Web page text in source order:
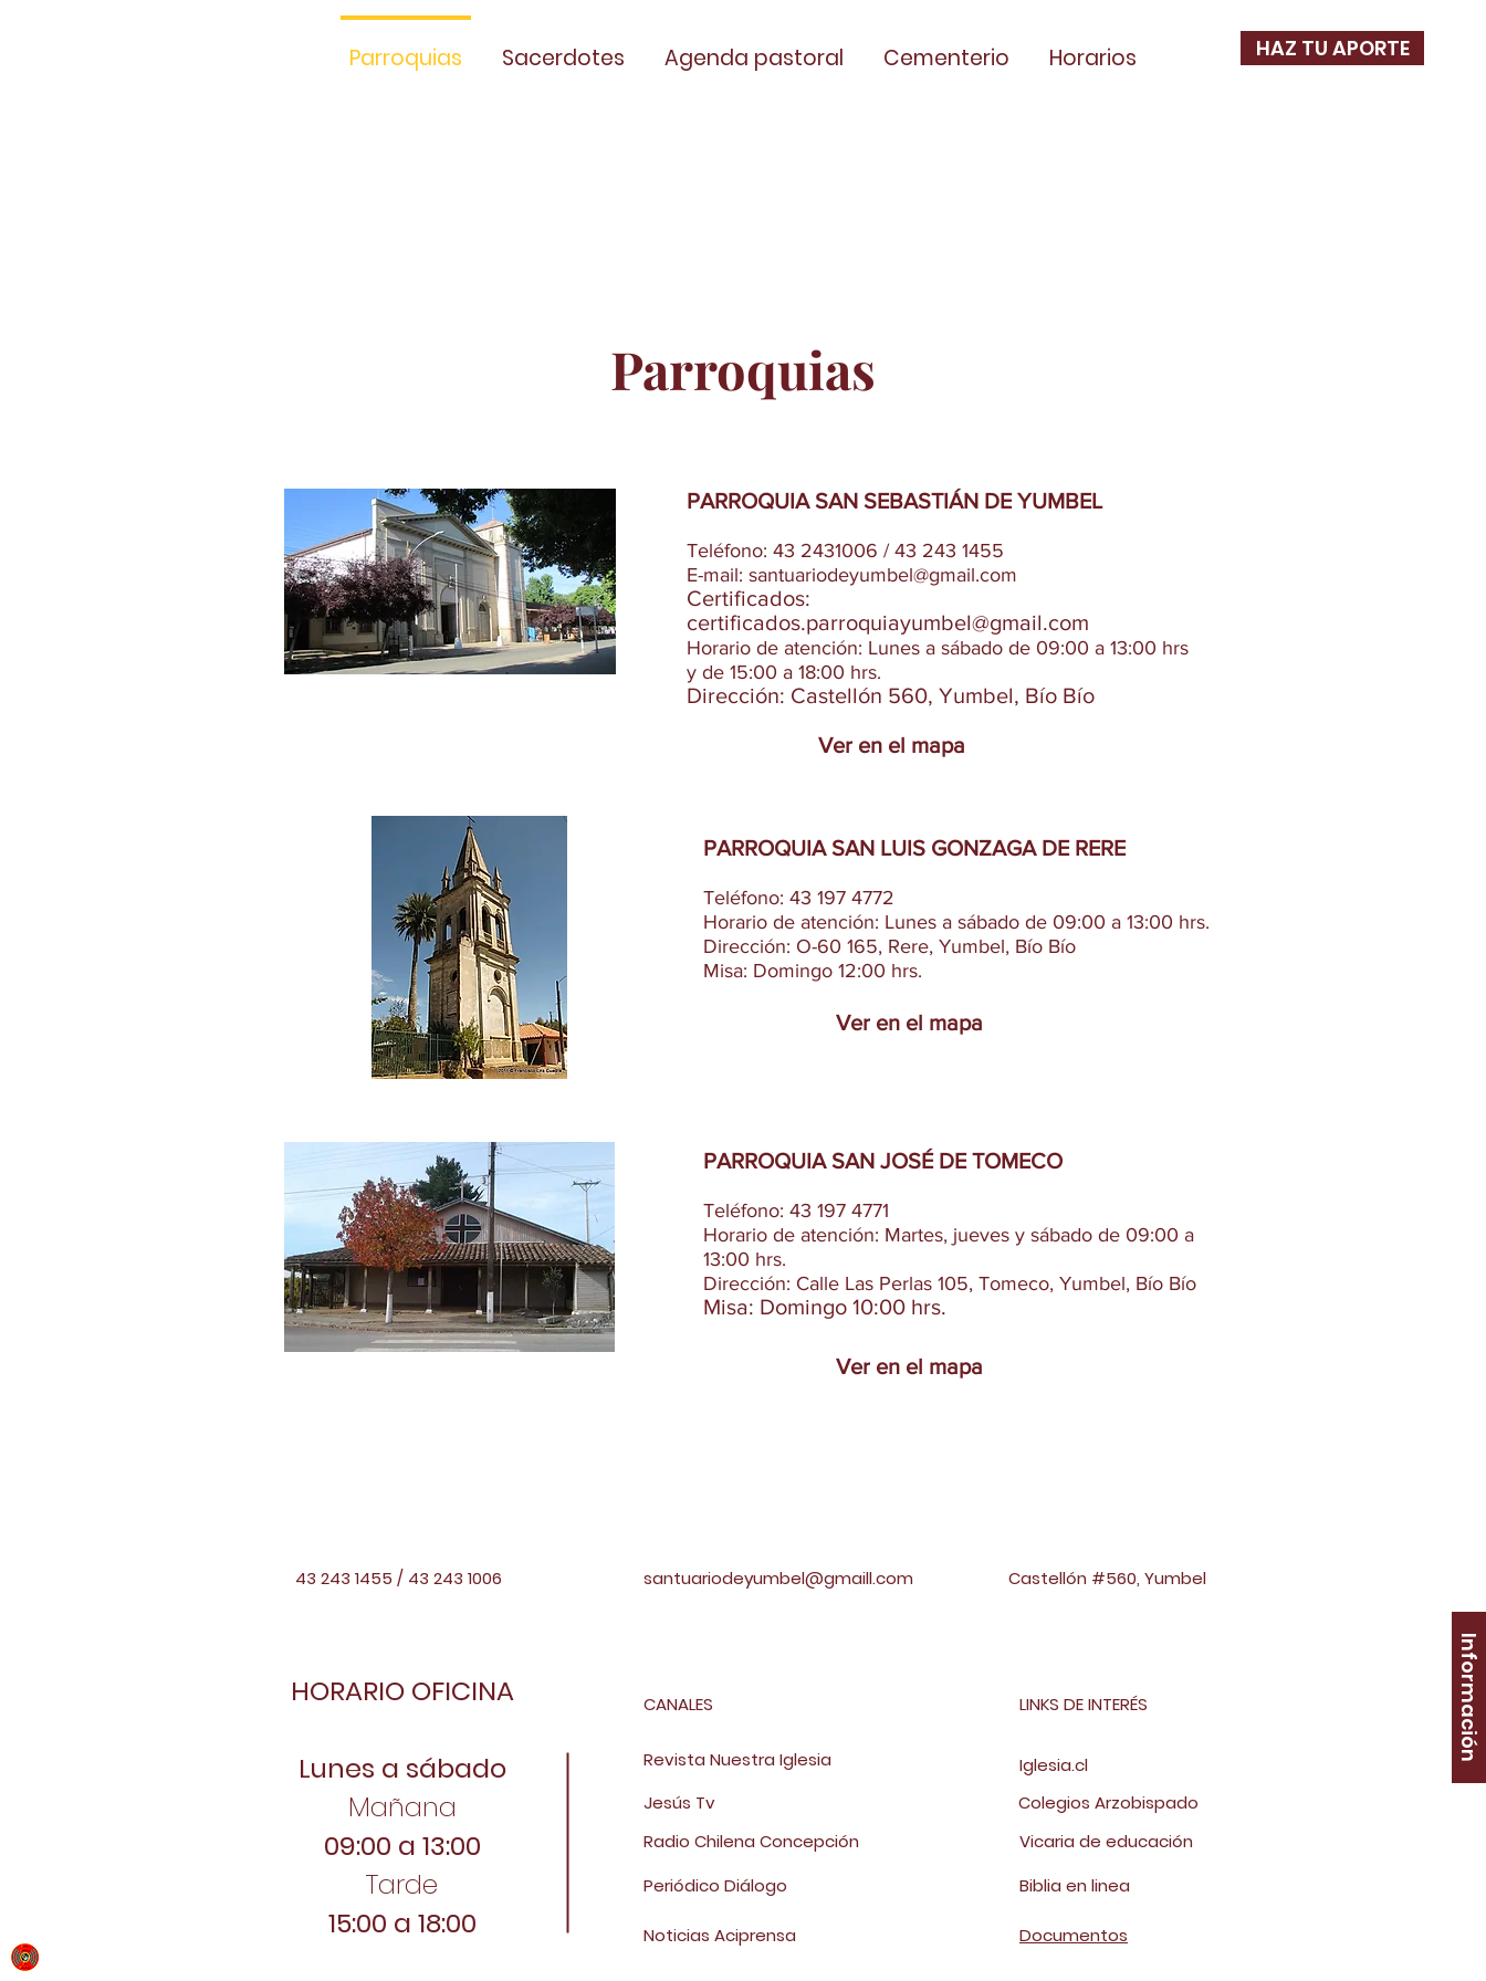
Parroquias Sacerdotes Agenda pastoral Cementerio Horarios HAZ TU APORTE
Parroquias
PARROQUIA SAN SEBASTIÁN DE YUMBEL
Teléfono: 43 2431006 / 43 243 1455
E-mail: santuariodeyumbel@gmail.com
Certificados:
certificados.parroquiayumbel@gmail.com
Horario de atención: Lunes a sábado de 09:00 a 13:00 hrs
y de 15:00 a 18:00 hrs.
Dirección: Castellón 560, Yumbel, Bío Bío
Ver en el mapa
PARROQUIA SAN LUIS GONZAGA DE RERE
Teléfono: 43 197 4772
Horario de atención: Lunes a sábado de 09:00 a 13:00 hrs.
Dirección: O-60 165, Rere, Yumbel, Bío Bío
Misa: Domingo 12:00 hrs.
Ver en el mapa
PARROQUIA SAN JOSÉ DE TOMECO
Teléfono: 43 197 4771
Horario de atención: Martes, jueves y sábado de 09:00 a
13:00 hrs.
Dirección: Calle Las Perlas 105, Tomeco, Yumbel, Bío Bío
Misa: Domingo 10:00 hrs.
Ver en el mapa
Información
43 243 1455 / 43 243 1006 santuariodeyumbel@gmaill.com Castellón #560, Yumbel
HORARIO OFICINA
Lunes a sábado
Mañana
09:00 a 13:00
Tarde
15:00 a 18:00
CANALES
Revista Nuestra Iglesia
Jesús Tv
Radio Chilena Concepción
Periódico Diálogo
Noticias Aciprensa
LINKS DE INTERÉS
Iglesia.cl
Colegios Arzobispado
Vicaria de educación
Biblia en linea
Documentos